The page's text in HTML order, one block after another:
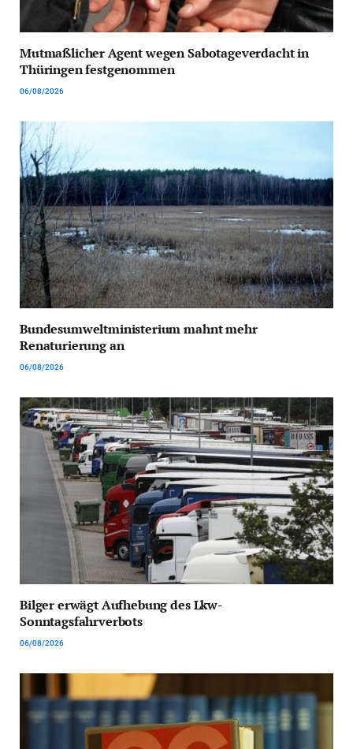
Mutmaßlicher Agent wegen Sabotageverdacht in
Thüringen festgenommen
06/08/2026
Bundesumweltministerium mahnt mehr
Renaturierung an
06/08/2026
Bilger erwägt Aufhebung des Lkw-
Sonntagsfahrverbots
06/08/2026